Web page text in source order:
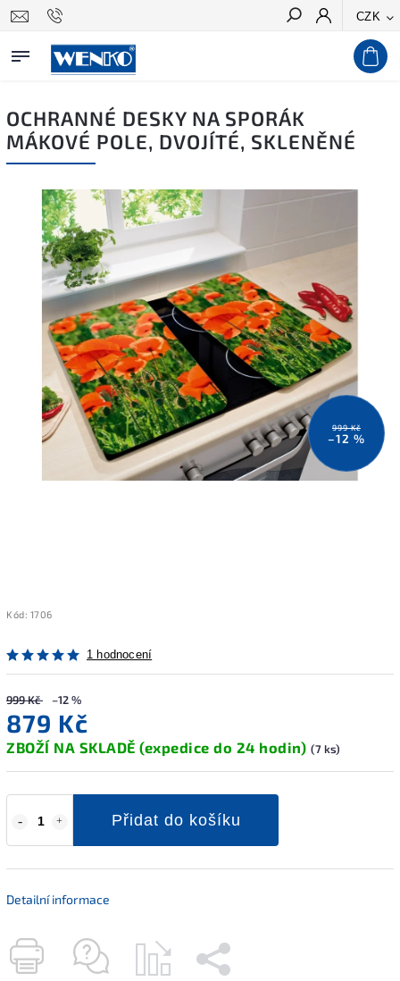
CZK
Hledat
OCHRANNÉ DESKY NA SPORÁK
MÁKOVÉ POLE, DVOJÍTÉ, SKLENĚNÉ
999 Kč
–12 %
Kód: 1706
1 hodnocení
999 Kč –12 %
879 Kč
ZBOŽÍ NA SKLADĚ (expedice do 24 hodin) (7 ks)
Přidat do košíku
Detailní informace